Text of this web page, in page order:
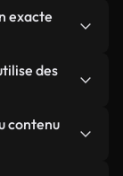
ce que
pour le
en
en
exacte
avec
la scène,
une vidéo
de licence.
des
les vidéos
et
contenu
peuvent